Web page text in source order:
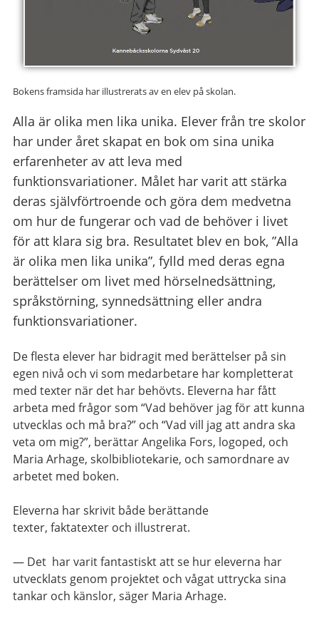
Bokens framsida har illustrerats av en elev på skolan.
Alla är olika men lika unika. Elever från tre skolor
har under året skapat en bok om sina unika
erfarenheter av att leva med
funktionsvariationer. Målet har varit att stärka
deras självförtroende och göra dem medvetna
om hur de fungerar och vad de behöver i livet
för att klara sig bra. Resultatet blev en bok, ”Alla
är olika men lika unika”, fylld med deras egna
berättelser om livet med hörselnedsättning,
språkstörning, synnedsättning eller andra
funktionsvariationer.
De flesta elever har bidragit med berättelser på sin
egen nivå och vi som medarbetare har kompletterat
med texter när det har behövts. Eleverna har fått
arbeta med frågor som “Vad behöver jag för att kunna
utvecklas och må bra?” och “Vad vill jag att andra ska
veta om mig?”, berättar Angelika Fors, logoped, och
Maria Arhage, skolbibliotekarie, och samordnare av
arbetet med boken.
Eleverna har skrivit både berättande
texter, faktatexter och illustrerat.
— Det har varit fantastiskt att se hur eleverna har
utvecklats genom projektet och vågat uttrycka sina
tankar och känslor, säger Maria Arhage.